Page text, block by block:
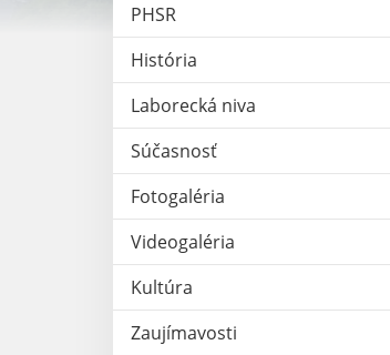
PHSR
História
Laborecká niva
Súčasnosť
Fotogaléria
Videogaléria
Kultúra
Zaujímavosti